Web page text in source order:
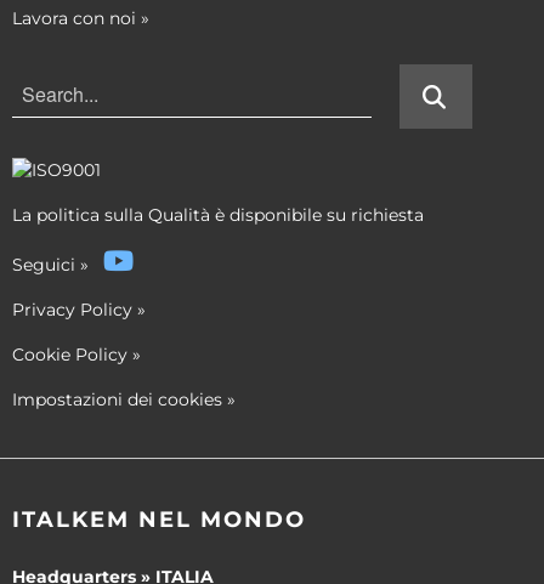
Lavora con noi »
La politica sulla Qualità è disponibile su richiesta
Seguici »
Privacy Policy »
Cookie Policy »
Impostazioni dei cookies »
ITALKEM NEL MONDO
Headquarters » ITALIA